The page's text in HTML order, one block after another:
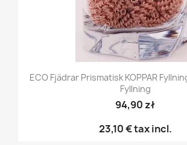
ECO Fjädrar Prismatisk KOPPAR
Fyllning
94,90 zł
23,10 €tax incl.